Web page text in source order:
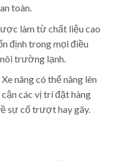
toàn.
làm từ chất liệu cao
định trong mọi điều
trường lạnh.
Xe nâng có thể nâng lên
các vị trí đặt hàng
sự cố trượt hay gãy.